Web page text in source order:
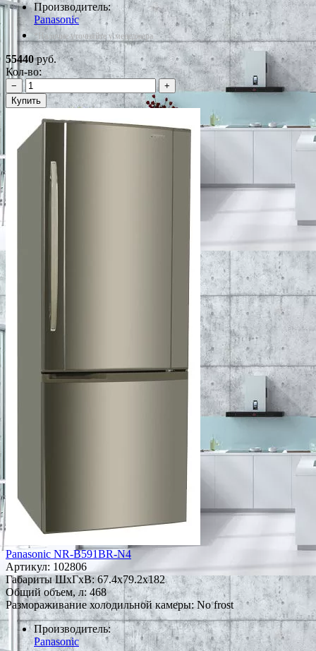
Производитель:
Panasonic
*Наличие уточняйте у менеджера
55440руб.
Кол-во:
−
+
Купить
Panasonic NR-B591BR-N4
Артикул: 102806
Габариты ШxГxВ: 67.4x79.2x182
Общий объем, л: 468
Размораживание холодильной камеры: No frost
Производитель:
Panasonic